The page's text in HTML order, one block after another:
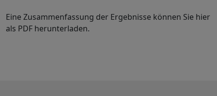
Eine Zusammenfassung der Ergebnisse können Sie hier
als PDF herunterladen.